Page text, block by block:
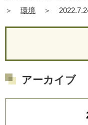
＞
環境 ＞
アーカイブ